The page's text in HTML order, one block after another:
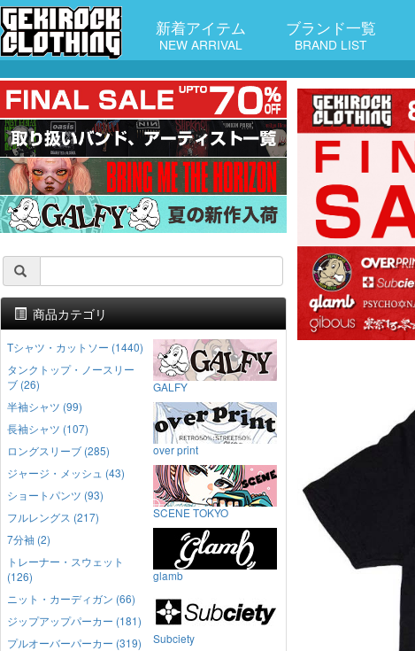
新着アイテム
NEW ARRIVAL
ブランド一覧
BRAND LIST
商品カテゴリ
Tシャツ・カットソー (1440)
タンクトップ・ノースリー
ブ (26)
半袖シャツ (99)
長袖シャツ (107)
ロングスリーブ (285)
ジャージ・メッシュ (43)
ショートパンツ (93)
フルレングス (217)
7分袖 (2)
トレーナー・スウェット
(126)
ニット・カーディガン (66)
ジップアップパーカー (181)
プルオーバーパーカー (319)
GALFY
over print
SCENE TOKYO
glamb
Subciety